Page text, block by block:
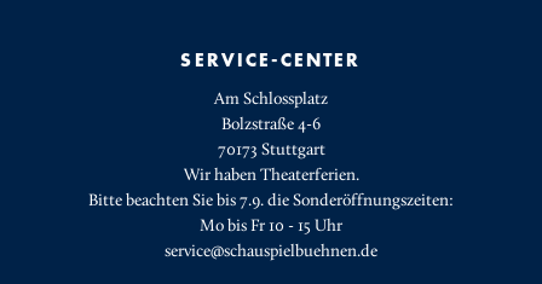
SERVICE-CENTER
Am Schlossplatz
Bolzstraße 4-6
70173 Stuttgart
Wir haben Theaterferien.
Bitte beachten Sie bis 7.9. die Sonderöffnungszeiten:
Mo bis Fr 10 - 15 Uhr
service@schauspielbuehnen.de